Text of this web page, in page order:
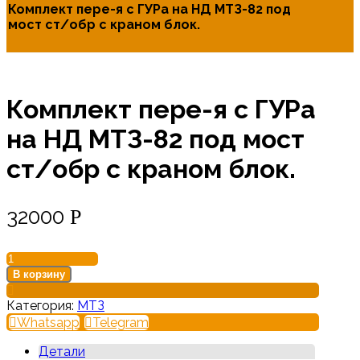
Комплект пере-я с ГУРа на НД МТЗ-82 под
мост ст/обр с краном блок.
Комплект пере-я с ГУРа
на НД МТЗ-82 под мост
ст/обр с краном блок.
32000 Р
Количество
товара
Комплект
пере-
я
с
ГУРа
В корзину
Категория: МТЗ
Whatsapp
Telegram
Детали